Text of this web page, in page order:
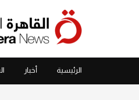
الرئيسية أخبار